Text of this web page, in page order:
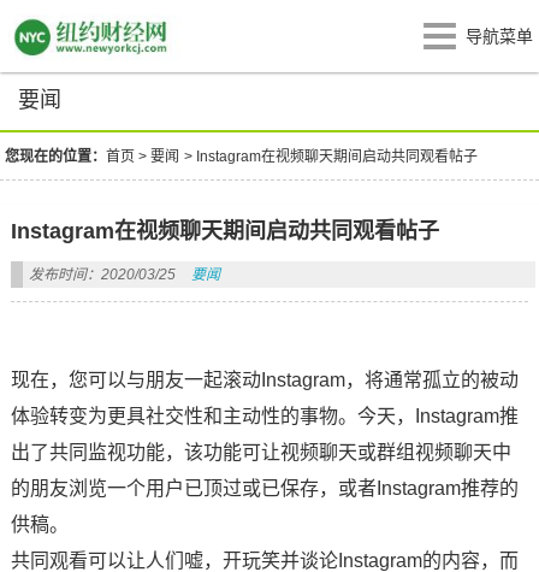
导航菜单
要闻
您现在的位置：首页 >要闻 > Instagram在视频聊天期间启动共同观看帖子
Instagram在视频聊天期间启动共同观看帖子
发布时间：2020/03/25 要闻
现在，您可以与朋友一起滚动Instagram，将通常孤立的被动
体验转变为更具社交性和主动性的事物。今天，Instagram推
出了共同监视功能，该功能可让视频聊天或群组视频聊天中
的朋友浏览一个用户已顶过或已保存，或者Instagram推荐的
供稿。
共同观看可以让人们嘘，开玩笑并谈论Instagram的内容，而